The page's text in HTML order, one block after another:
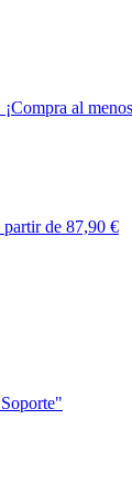
¡Compra al
partir de 87,90 €